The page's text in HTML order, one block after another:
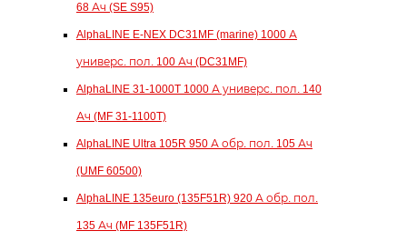
68 Ач (SE S95)
AlphaLINE E-NEX DC31MF (marine) 1000 А
универс. пол. 100 Ач (DC31MF)
AlphaLINE 31-1000T 1000 А универс. пол. 140
Ач (MF 31-1100T)
AlphaLINE Ultra 105R 950 А обр. пол. 105 Ач
(UMF 60500)
AlphaLINE 135euro (135F51R) 920 А обр. пол.
135 Ач (MF 135F51R)